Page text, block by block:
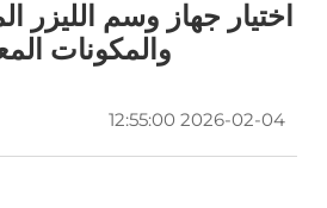
اختيار جهاز وسم الليزر
والمكونات
2026-02-04 12:55:00